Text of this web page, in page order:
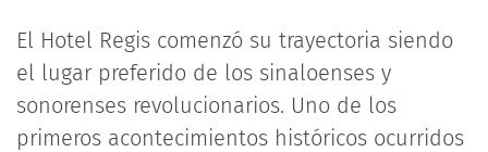
El Hotel Regis comenzó su trayectoria siendo
el lugar preferido de los sinaloenses y
sonorenses revolucionarios. Uno de los
primeros acontecimientos históricos ocurridos